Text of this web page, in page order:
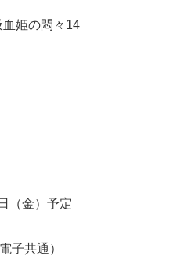
姫の悶々14
（金）予定
子共通）